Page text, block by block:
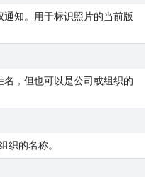
知。用于标识照片的当前版
，但也可以是公司或组织的
织的名称。